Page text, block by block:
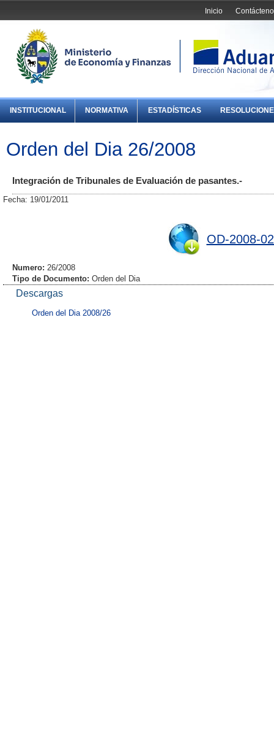
Inicio
INSTITUCIONAL NORMATIVA ESTADÍSTICAS
Orden del Dia 26/2008
Integración de Tribunales de Evaluación de pasantes.-
Fecha: 19/01/2011
OD-2008-
Numero: 26/2008
Tipo de Documento: Orden del Dia
Descargas
Orden del Dia 2008/26